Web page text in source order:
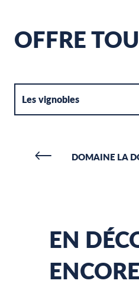
OFFRE
Les vignobles
DOMAINE LA
EN